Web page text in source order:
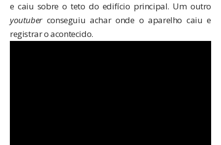
e caiu sobre o teto do edifício principal. Um outro
youtuberconseguiu achar onde o aparelho caiu e
registrar o acontecido.